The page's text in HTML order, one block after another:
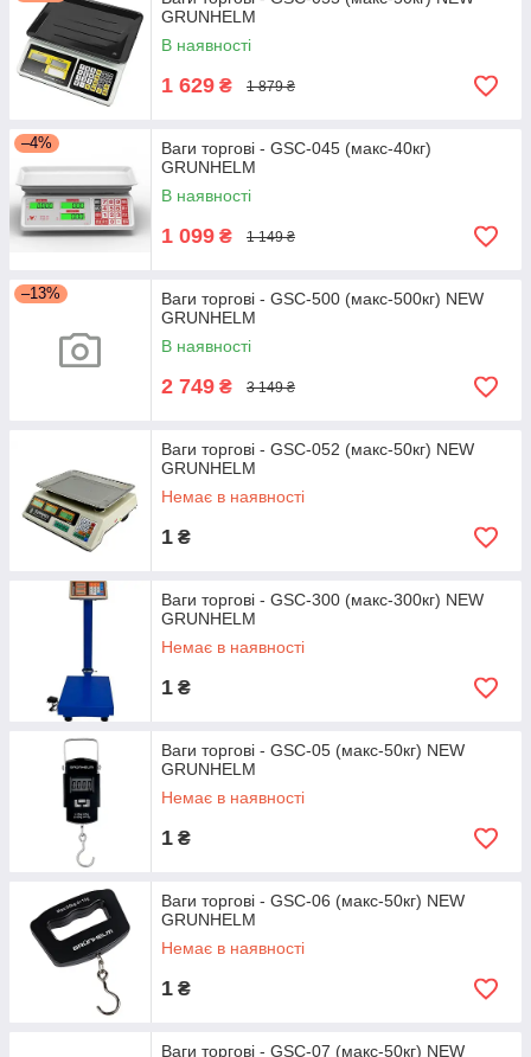
GRUNHELM
В наявності
1 629 ₴ 1 879 ₴
–4%
Ваги торгові - GSC-045 (макс-40кг)
GRUNHELM
В наявності
1 099 ₴ 1 149 ₴
–13%
Ваги торгові - GSC-500 (макс-500кг) NEW
GRUNHELM
В наявності
2 749 ₴ 3 149 ₴
Ваги торгові - GSC-052 (макс-50кг) NEW
GRUNHELM
Немає в наявності
1 ₴
Ваги торгові - GSC-300 (макс-300кг) NEW
GRUNHELM
Немає в наявності
1 ₴
Ваги торгові - GSC-05 (макс-50кг) NEW
GRUNHELM
Немає в наявності
1 ₴
Ваги торгові - GSC-06 (макс-50кг) NEW
GRUNHELM
Немає в наявності
1 ₴
Ваги торгові - GSC-07 (макс-50кг) NEW